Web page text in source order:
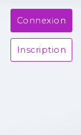
Connexion
Inscription